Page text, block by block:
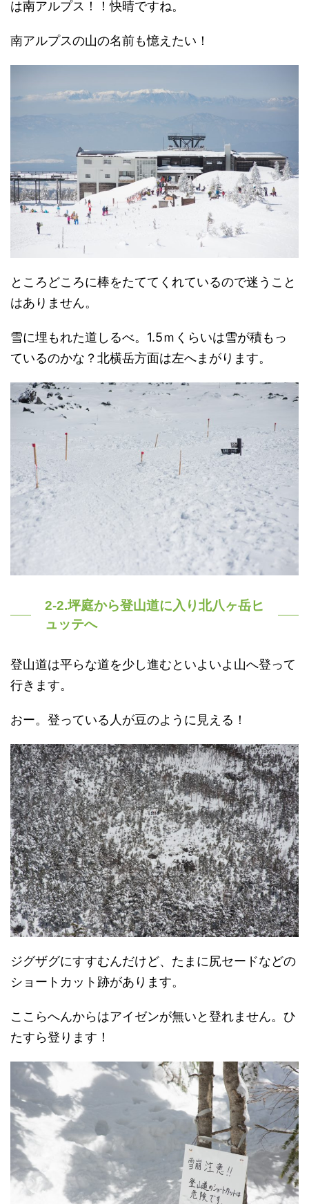
は南アルプス！！快晴ですね。
南アルプスの山の名前も憶えたい！
ところどころに棒をたててくれているので迷うこと
はありません。
雪に埋もれた道しるべ。1.5ｍくらいは雪が積もっ
ているのかな？北横岳方面は左へまがります。
2-2.坪庭から登山道に入り北八ヶ岳ヒ
ュッテへ
登山道は平らな道を少し進むといよいよ山へ登って
行きます。
おー。登っている人が豆のように見える！
ジグザグにすすむんだけど、たまに尻セードなどの
ショートカット跡があります。
ここらへんからはアイゼンが無いと登れません。ひ
たすら登ります！